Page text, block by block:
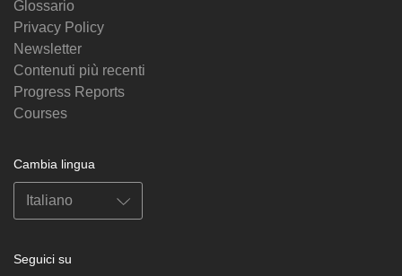
Glossario
Privacy Policy
Newsletter
Contenuti più recenti
Progress Reports
Courses
Cambia lingua
Seguici su